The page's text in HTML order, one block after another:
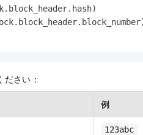
. block_header. hash)
. block_header. block_number
さい：
例
123abc